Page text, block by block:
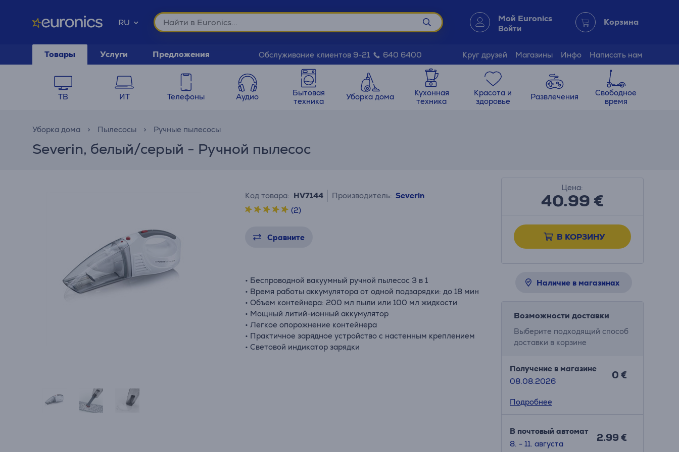
RU Мой Euronics
Войти
Корзина
Товары Услуги Предложения Обслуживание клиентов 9-21 640 6400 Круг друзей Магазины Инфо Написать нам
ТВ ИТ Телефоны Аудио
Бытовая
техника
Уборка дома
Кухонная
техника
Красота и
здоровье
Развлечения
Свободное
время
Уборка дома Пылесосы Ручные пылесосы
Severin, белый/серый - Ручной пылесос
Код товара: HV7144 Производитель: Severin
(2)
Сравните
• Беспроводной вакуумный ручной пылесос 3 в 1
• Время работы аккумулятора от одной подзарядки: до 18 мин
• Объем контейнера: 200 мл пыли или 100 мл жидкости
• Мощный литий-ионный аккумулятор
• Легкое опорожнение контейнера
• Практичное зарядное устройство с настенным креплением
• Световой индикатор зарядки
Цена:
40.99€
В КОРЗИНУ
Наличие в магазинах
Возможности доставки
Выберите подходящий способ
доставки в корзине
Получение в магазине
08.08.2026
0 €
Подробнее
В почтовый автомат
8. - 11. августа
2.99 €